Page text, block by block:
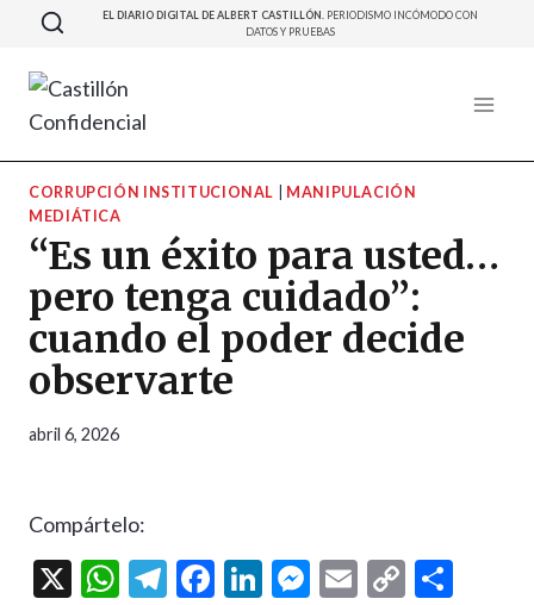
Saltar
contenido
EL DIARIO DIGITAL DE ALBERT CASTILLÓN. PERIODISMO INCÓMODO CON
DATOS Y PRUEBAS
CORRUPCIÓN INSTITUCIONAL
MANIPULACIÓN
MEDIÁTICA
“Es un éxito para usted…
pero tenga cuidado”:
cuando el poder decide
observarte
abril 6, 2026
Compártelo:
X
W T
F
Li M E
C